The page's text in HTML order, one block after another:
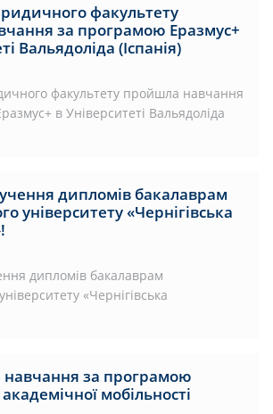
факультету
за програмою Еразмус+
Вальядоліда (Іспанія)
факультету пройшла навчання
в Університеті Вальядоліда
дипломів бакалаврам
університету «Чернігівська
дипломів бакалаврам
«Чернігівська
за програмою
мобільності